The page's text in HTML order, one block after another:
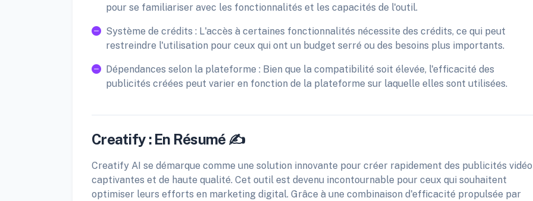
pour se familiariser avec les fonctionnalités et les capacités de l'outil.
Système de crédits : L'accès à certaines fonctionnalités nécessite des crédits, ce qui peut
restreindre l'utilisation pour ceux qui ont un budget serré ou des besoins plus importants.
Dépendances selon la plateforme : Bien que la compatibilité soit élevée, l'efficacité des
publicités créées peut varier en fonction de la plateforme sur laquelle elles sont utilisées.
Creatify : En Résumé ✍️
Creatify AI se démarque comme une solution innovante pour créer rapidement des publicités vidéo
captivantes et de haute qualité. Cet outil est devenu incontournable pour ceux qui souhaitent
optimiser leurs efforts en marketing digital. Grâce à une combinaison d'efficacité propulsée par